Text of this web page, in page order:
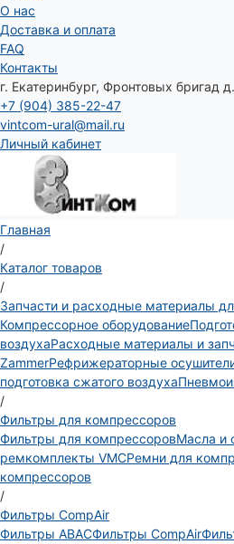
О нас
Доставка и оплата
FAQ
Контакты
г. Екатеринбург, Фронтовых бригад
+7 (904) 385-22-47
vintcom-ural@mail.ru
Личный кабинет
Главная
/
Каталог товаров
/
Запчасти и расходные материалы
Компрессорное оборудование
воздухаРасходные материалы и
ZammerРефрижераторные
подготовка сжатого воздуха
/
Фильтры для компрессоров
Фильтры для компрессоровМасла и
ремкомплекты VMCРемни для
компрессоров
/
Фильтры CompAir
Фильтры ABACФильтры CompAir